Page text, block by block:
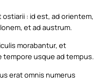
: id est, ad orientem,
et ad austrum.
morabantur, et
tempore usque ad tempus.
erat omnis numerus